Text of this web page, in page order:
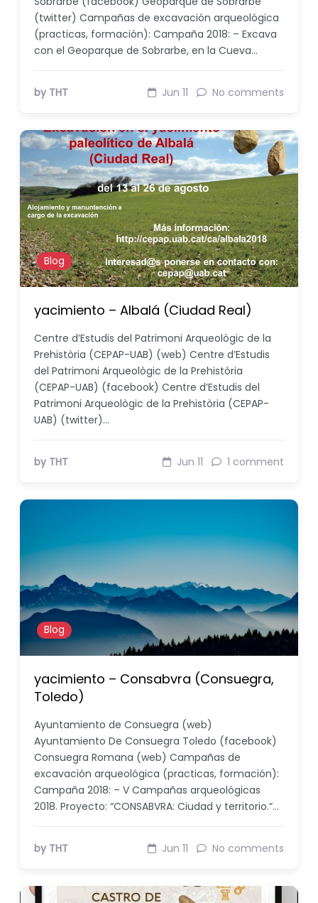
(twitter) Campañas de excavación arqueológica
(practicas, formación): Campaña 2018: – Excava
con el Geoparque de Sobrarbe, en la Cueva…
by THT Jun 11 No comments
Blog
yacimiento – Albalá (Ciudad Real)
Centre d’Estudis del Patrimoni Arqueològic de la
Prehistòria (CEPAP-UAB) (web) Centre d’Estudis
del Patrimoni Arqueològic de la Prehistòria
(CEPAP-UAB) (facebook) Centre d’Estudis del
Patrimoni Arqueològic de la Prehistòria (CEPAP-
UAB) (twitter)…
by THT Jun 11 1 comment
Blog
yacimiento – Consabvra (Consuegra,
Toledo)
Ayuntamiento de Consuegra (web)
Ayuntamiento De Consuegra Toledo (facebook)
Consuegra Romana (web) Campañas de
excavación arqueológica (practicas, formación):
Campaña 2018: – V Campañas arqueológicas
2018. Proyecto: “CONSABVRA: Ciudad y territorio.“…
by THT Jun 11 No comments